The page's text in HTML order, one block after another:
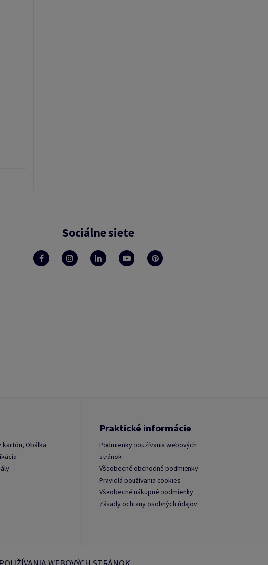
Sociálne siete
kartón, Obálka
Praktické informácie
Podmienky používania webových
stránok
Všeobecné obchodné podmienky
Pravidlá používania cookies
Všeobecné nákupné podmienky
Zásady ochrany osobných údajov